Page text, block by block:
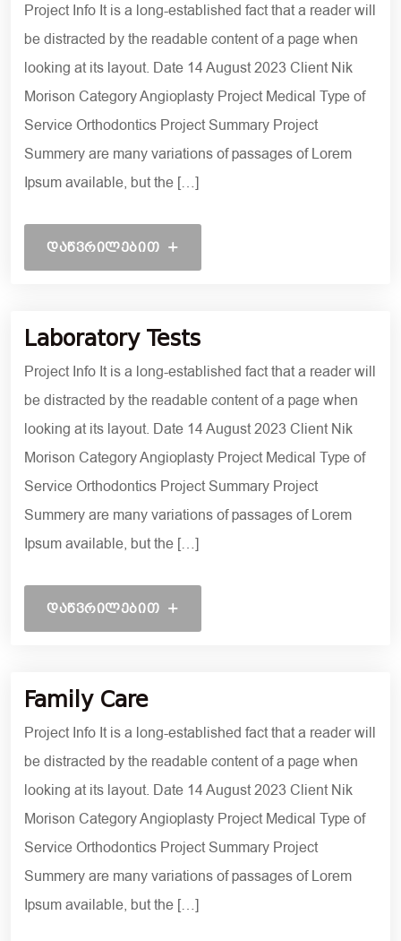
Project Info It is a long-established fact that a reader will
be distracted by the readable content of a page when
looking at its layout. Date 14 August 2023 Client Nik
Morison Category Angioplasty Project Medical Type of
Service Orthodontics Project Summary Project
Summery are many variations of passages of Lorem
Ipsum available, but the […]
ᲓᲐᲬᲕᲠᲘᲚᲔᲑᲘᲗ
Laboratory Tests
Project Info It is a long-established fact that a reader will
be distracted by the readable content of a page when
looking at its layout. Date 14 August 2023 Client Nik
Morison Category Angioplasty Project Medical Type of
Service Orthodontics Project Summary Project
Summery are many variations of passages of Lorem
Ipsum available, but the […]
ᲓᲐᲬᲕᲠᲘᲚᲔᲑᲘᲗ
Family Care
Project Info It is a long-established fact that a reader will
be distracted by the readable content of a page when
looking at its layout. Date 14 August 2023 Client Nik
Morison Category Angioplasty Project Medical Type of
Service Orthodontics Project Summary Project
Summery are many variations of passages of Lorem
Ipsum available, but the […]